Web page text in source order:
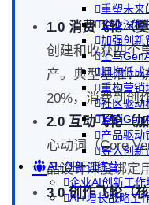
重塑未来
企业深科
加强创新
上马
拥抱低成
重构营销
社区驱动
营销
产品驱动
导入创新
AI+创新训练营
企业AI创新工作
AI+增长战略工
1.0 消费飞轮（奠
创建和收获四个
产。典型基准：
20%，消费到创
2.0 互动飞轮（加
心动词（Core
品设计深度绑定
3.0 创作飞轮（核